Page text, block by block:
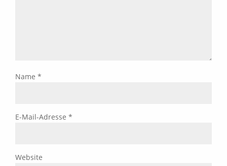
Name *
E-Mail-Adresse *
Website